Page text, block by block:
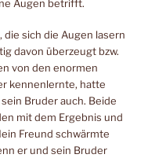
Augen betrifft.
sich die Augen lasern
davon überzeugt bzw.
von den enormen
kennenlernte, hatte
Bruder auch. Beide
mit dem Ergebnis und
Freund schwärmte
er und sein Bruder